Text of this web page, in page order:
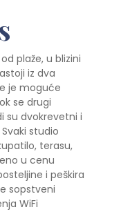
plaže, u blizini
iz dva
je moguće
se drugi
su dvokrevetni i
studio
terasu,
u cenu
i peškira
sopstveni
WiFi